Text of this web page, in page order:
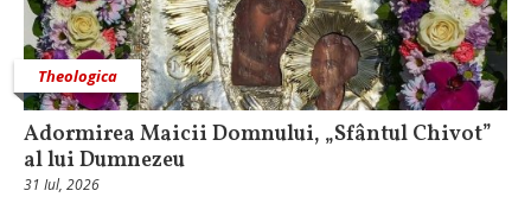
Theologica
Adormirea Maicii Domnului, „Sfântul Chivot”
al lui Dumnezeu
31 Iul, 2026